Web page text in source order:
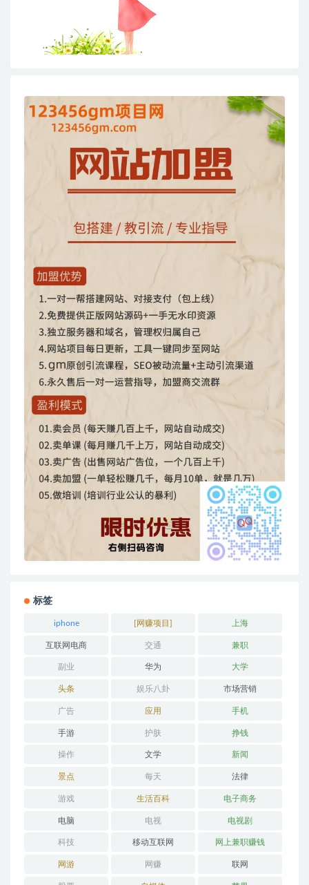
标签
iphone [网赚项目] 上海
互联网电商 交通 兼职
副业 华为 大学
头条 娱乐八卦 市场营销
广告 应用 手机
手游 护肤 挣钱
操作 文学 新闻
景点 每天 法律
游戏 生活百科 电子商务
电脑 电视 电视剧
科技 移动互联网 网上兼职赚钱
网游 网赚 联网